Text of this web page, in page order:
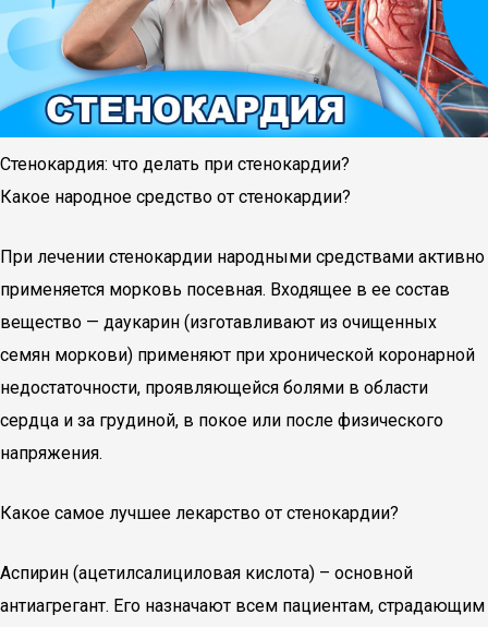
Стенокардия: что делать при стенокардии?
Какое народное средство от стенокардии?
При лечении стенокардии народными средствами активно
применяется морковь посевная. Входящее в ее состав
вещество — даукарин (изготавливают из очищенных
семян моркови) применяют при хронической коронарной
недостаточности, проявляющейся болями в области
сердца и за грудиной, в покое или после физического
напряжения.
Какое самое лучшее лекарство от стенокардии?
Аспирин (ацетилсалициловая кислота) – основной
антиагрегант. Его назначают всем пациентам, страдающим